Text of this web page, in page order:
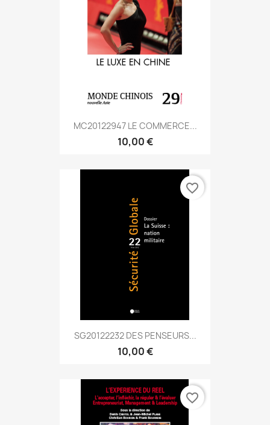
MC20122947 LE COMMERCE...
10,00 €
SG20122232 DES PENSEURS...
10,00 €
favorite_border
favorite_border